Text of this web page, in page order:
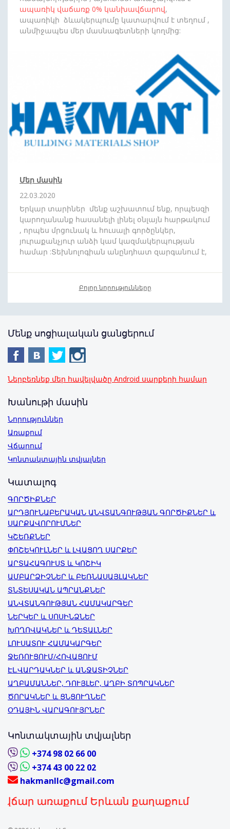
ապառիկ վաճառք 0% կանխավճարով,
ապառիկի ձևակերպումը կատարվում է տեղում ,
անմիջապես մեր մասնագետների կողմից:
Մեր մասին
22.03.2020
Երկար տարիներ մենք աշխատում ենք, որպեսզի
կարողանանք հասանելի լինել օնլայն հարթակում
, որպես մրցունակ և հուսալի գործընկեր,
յուրաքանչյուր անձի կամ կազմակերպության
համար :Տեխնոլոգիան անընդհատ զարգանում է,
Մեր նպատակն է որ ձեզ հասանելի դարձնենք
յուրաքանչյուր ապրանքատեսականի : Մեր թիմը
սիրով պատրաստ է
անվճար արագ
գնովմատակարարել ձեր նախընտրած
Բոլոր նորությունները
Մենք սոցիալական ցանցերում
Ներբեռնեք մեր հավելվածը Android սարքերի համար
Խանութի մասին
Նորություններ
Առաքում
Վճարում
Կոնտակտային տվյալներ
Կատալոգ
ԳՈՐԾԻՔՆԵՐ
ԱՐԴՅՈՒՆԱԲԵՐԱԿԱՆ ԱՆՎՏԱՆԳՈՒԹՅԱՆ ԳՈՐԾԻՔՆԵՐ և
ՍԱՐՔԱՎՈՐՈՒՄՆԵՐ
ԿՇԵՌՔՆԵՐ
ՓՈՇԵԿՈՒԼՆԵՐ և ԼՎԱՑՈՂ ՍԱՐՔԵՐ
ԱՐՏԱՀԱԳՈՒՍՏ և ԿՈՇԻԿ
ԱՄԲԱՐՁԻՉՆԵՐ և ԲԵՌՆԱՍԱՅԼԱԿՆԵՐ
ՏՆՏԵՍԱԿԱՆ ԱՊՐԱՆՔՆԵՐ
ԱՆՎՏԱՆԳՈՒԹՅԱՆ ՀԱՄԱԿԱՐԳԵՐ
ՆԵՐԿԵՐ և ՍՈՍԻՆՁՆԵՐ
ԽՈՂՈՎԱԿՆԵՐ և ԴԵՏԱԼՆԵՐ
ԼՈՒՍԱՏՈՒ ՀԱՄԱԿԱՐԳԵՐ
ՋԵՌՈՒՑՈՒՄ/ՀՈՎԱՑՈՒՄ
ԷԼ.ՎԱՐԴԱԿՆԵՐ և ԱՆՋԱՏԻՉՆԵՐ
ԱՂԲԱՄԱՆՆԵՐ, ԴՈՒՅԼԵՐ, ԱՂԲԻ ՏՈՊՐԱԿՆԵՐ
ԾՈՐԱԿՆԵՐ և ՑՆՑՈՒՂՆԵՐ
ՕԴԱՅԻՆ ՎԱՐԱԳՈՒՅՐՆԵՐ
Կոնտակտային տվյալներ
+374 98 02 66 00
+374 43 00 22 02
hakmanllc@gmail.com
Երևան քաղաքում